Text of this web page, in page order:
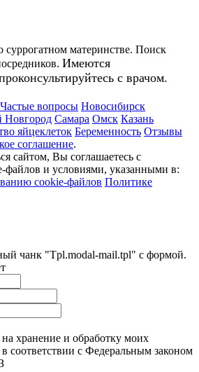
материнстве. Поиск
Имеются
с врачом.
Частые вопросы Новосибирск
Самара Омск Казань
яйцеклеток Беременность Отзывы
соглашение.
сайтом, Вы соглашаетесь с
файлов и условиями, указанными в:
cookie-файлов Политике
чанк "Tpl.modal-mail.tpl" с формой.
хранение и обработку моих
соответствии с Федеральным законом